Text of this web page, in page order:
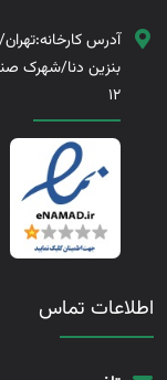
12
اطلاعات تماس